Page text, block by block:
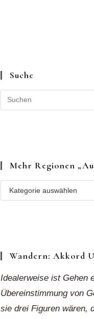
Suche
Mehr Regionen
Mehr
Regionen
Wandern: Akkord
Idealerweise ist Gehen
Übereinstimmung von
sie drei Figuren wären,